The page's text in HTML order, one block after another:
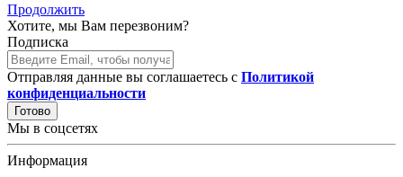
Продолжить
Хотите, мы Вам перезвоним?
Подписка
Отправляя данные вы соглашаетесь с Политикой
конфиденциальности
Готово
Мы в соцсетях
Информация